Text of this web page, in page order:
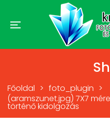
Főoldal > foto_plugin >
(aramszunet.jpg) 7X7
történő kidolgozás